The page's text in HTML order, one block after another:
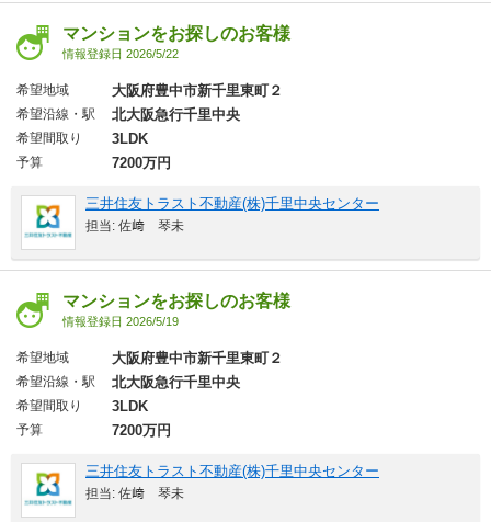
マンションをお探しのお客様
情報登録日 2026/5/22
希望地域 大阪府豊中市新千里東町２
希望沿線・駅 北大阪急行千里中央
希望間取り 3LDK
予算 7200万円
三井住友トラスト不動産(株)千里中央センター
担当: 佐﨑 琴未
マンションをお探しのお客様
情報登録日 2026/5/19
希望地域 大阪府豊中市新千里東町２
希望沿線・駅 北大阪急行千里中央
希望間取り 3LDK
予算 7200万円
三井住友トラスト不動産(株)千里中央センター
担当: 佐﨑 琴未